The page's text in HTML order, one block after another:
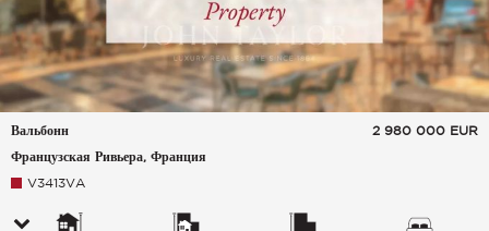
Вальбонн
Французская Ривьера, Франция
2 980 000 EUR
V3413VA